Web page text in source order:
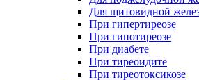
Для щитовидной
При гипертиреозе
При гипотиреозе
При диабете
При тиреоидите
При тиреотоксикозе